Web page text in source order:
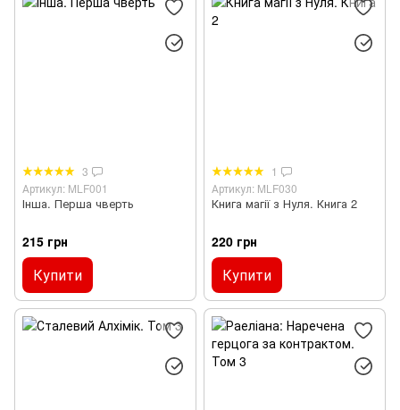
3
Артикул: MLF001
Інша. Перша чверть
215 грн
Купити
1
Артикул: MLF030
Книга магії з Нуля. Книга 2
220 грн
Купити